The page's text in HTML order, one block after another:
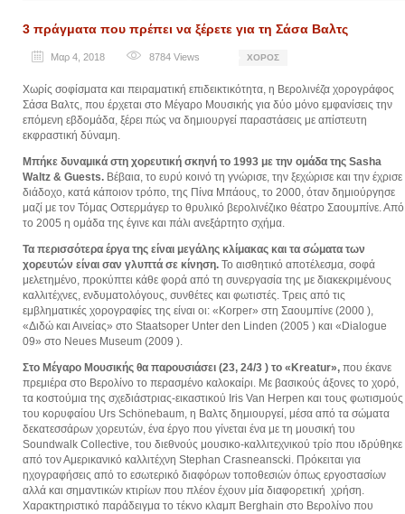
3 πράγματα που πρέπει να ξέρετε για τη Σάσα Βαλτς
Μαρ 4, 2018 8784 Views ΧΟΡΌΣ
Χωρίς σοφίσματα και πειραματική επιδεικτικότητα, η Βερολινέζα χορογράφος
Σάσα Βαλτς, που έρχεται στο Μέγαρο Μουσικής για δύο μόνο εμφανίσεις την
επόμενη εβδομάδα, ξέρει πώς να δημιουργεί παραστάσεις με απίστευτη
εκφραστική δύναμη.
Μπήκε δυναμικά στη χορευτική σκηνή το 1993 με την ομάδα της Sasha
Waltz & Guests. Βέβαια, το ευρύ κοινό τη γνώρισε, την ξεχώρισε και την έχρισε
διάδοχο, κατά κάποιον τρόπο, της Πίνα Μπάους, το 2000, όταν δημιούργησε
μαζί με τον Τόμας Οστερμάγερ το θρυλικό βερολινέζικο θέατρο Σαουμπίνε. Από
το 2005 η ομάδα της έγινε και πάλι ανεξάρτητο σχήμα.
Τα περισσότερα έργα της είναι μεγάλης κλίμακας και τα σώματα των
χορευτών είναι σαν γλυπτά σε κίνηση. Το αισθητικό αποτέλεσμα, σοφά
μελετημένο, προκύπτει κάθε φορά από τη συνεργασία της με διακεκριμένους
καλλιτέχνες, ενδυματολόγους, συνθέτες και φωτιστές. Τρεις από τις
εμβληματικές χορογραφίες της είναι οι: «Korper» στη Σαουμπίνε (2000 ),
«Διδώ και Αινείας» στο Staatsoper Unter den Linden (2005 ) και «Dialogue
09» στο Neues Museum (2009 ).
Στο Μέγαρο Μουσικής θα παρουσιάσει (23, 24/3 ) το «Κreatur», που έκανε
πρεμιέρα στο Βερολίνο το περασμένο καλοκαίρι. Με βασικούς άξονες το χορό,
τα κοστούμια της σχεδιάστριας-εικαστικού Iris Van Herpen και τους φωτισμούς
του κορυφαίου Urs Schönebaum, η Βαλτς δημιουργεί, μέσα από τα σώματα
δεκατεσσάρων χορευτών, ένα έργο που γίνεται ένα με τη μουσική του
Soundwalk Collective, του διεθνούς μουσικο-καλλιτεχνικού τρίο που ιδρύθηκε
από τον Αμερικανικό καλλιτέχνη Stephan Crasneanscki. Πρόκειται για
ηχογραφήσεις από το εσωτερικό διαφόρων τοποθεσιών όπως εργοστασίων
αλλά και σημαντικών κτιρίων που πλέον έχουν μία διαφορετική χρήση.
Χαρακτηριστικό παράδειγμα το τέκνο κλαμπ Berghain στο Βερολίνο που